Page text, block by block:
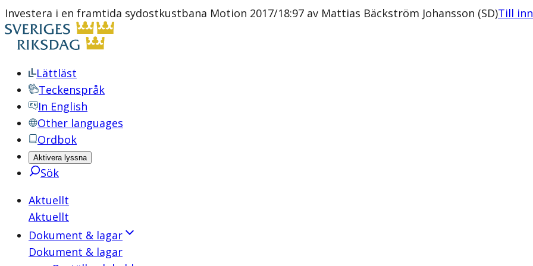
Investera i en framtida sydostkustbana Motion 2017/18:97 av Mattias Bäckström Johansson (SD)Till
Lättläst
Teckenspråk
In English
Other languages
Ordbok
Aktivera lyssna
Sök
Aktuellt
Aktuellt
Dokument & lagar
Dokument & lagar